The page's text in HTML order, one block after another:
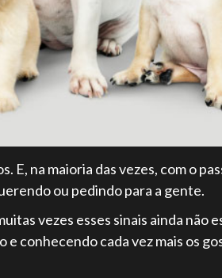
na maioria das vezes, com o
ou pedindo para a gente.
vezes esses sinais ainda não
conhecendo cada vez mais os